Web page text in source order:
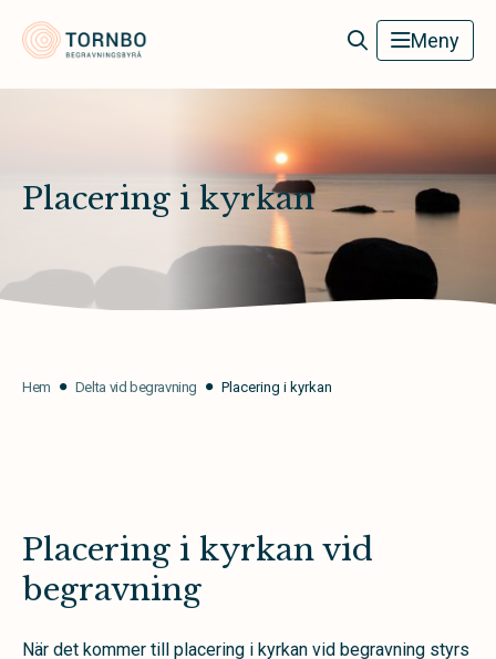
Tornbo Begravningsbyrå Meny
Placering i kyrkan
Hem Delta vid begravning Placering i kyrkan
Placering i kyrkan vid
begravning
När det kommer till placering i kyrkan vid begravning styrs